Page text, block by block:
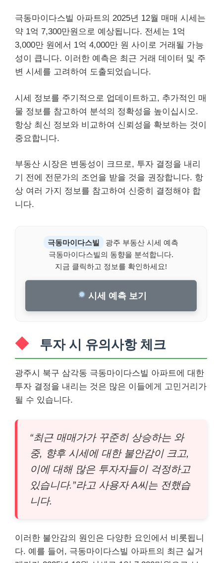
극동마이다스빌 아파트의 2025년 12월 매매 시세는
약 1억 7,300만원으로 예상됩니다. 전세는 1억
3,000만 원에서 1억 4,000만 원 사이로 거래될 가능
성이 큽니다. 이러한 예측은 최근 거래 데이터 및 주
변 시세를 고려하여 도출되었습니다.
시세 정보를 주기적으로 업데이트하고, 추가적인 매
물 정보를 참고하여 분석의 정확성을 높이십시오.
항상 최신 정보와 비교하여 신뢰성을 확보하는 것이
중요합니다.
부동산 시장은 변동성이 크므로, 투자 결정을 내리
기 전에 전문가의 조언을 받을 것을 권장합니다. 항
상 여러 가지 정보를 참고하여 신중히 결정해야 합
니다.
극동마이다스빌
광주 부동산 시세 예측
극동마이다스빌의 동향을 분석합니다.
지금 클릭하고 정보를 확인하세요!
시세 예측 보기
투자 시 유의사항 체크
광주시 북구 삼각동 극동마이다스빌 아파트에 대한
투자 결정을 내리는 것은 많은 이들에게 고민거리가
될 수 있습니다.
“최근 매매가가 꾸준히 상승하는 와
중, 향후 시세에 대한 불안감이 크고,
이에 대해 많은 투자자들이 걱정하고
있습니다.”라고 사용자 A씨는 전했습
니다.
이러한 불안감의 원인은 다양한 요인에서 비롯됩니
다. 예를 들어, 극동마이다스빌 아파트의 최근 실거